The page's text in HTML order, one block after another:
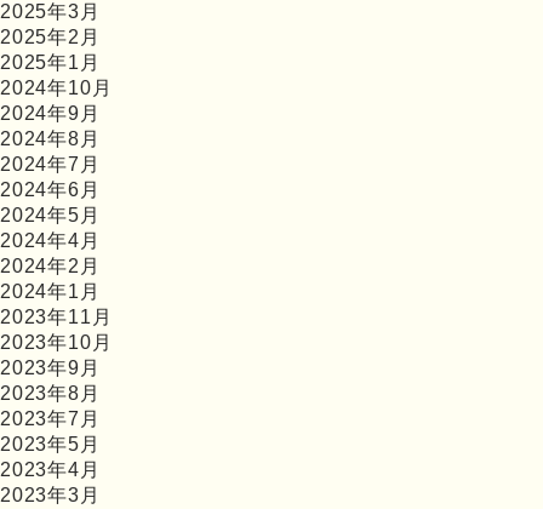
2025年3月
2025年2月
2025年1月
2024年10月
2024年9月
2024年8月
2024年7月
2024年6月
2024年5月
2024年4月
2024年2月
2024年1月
2023年11月
2023年10月
2023年9月
2023年8月
2023年7月
2023年5月
2023年4月
2023年3月